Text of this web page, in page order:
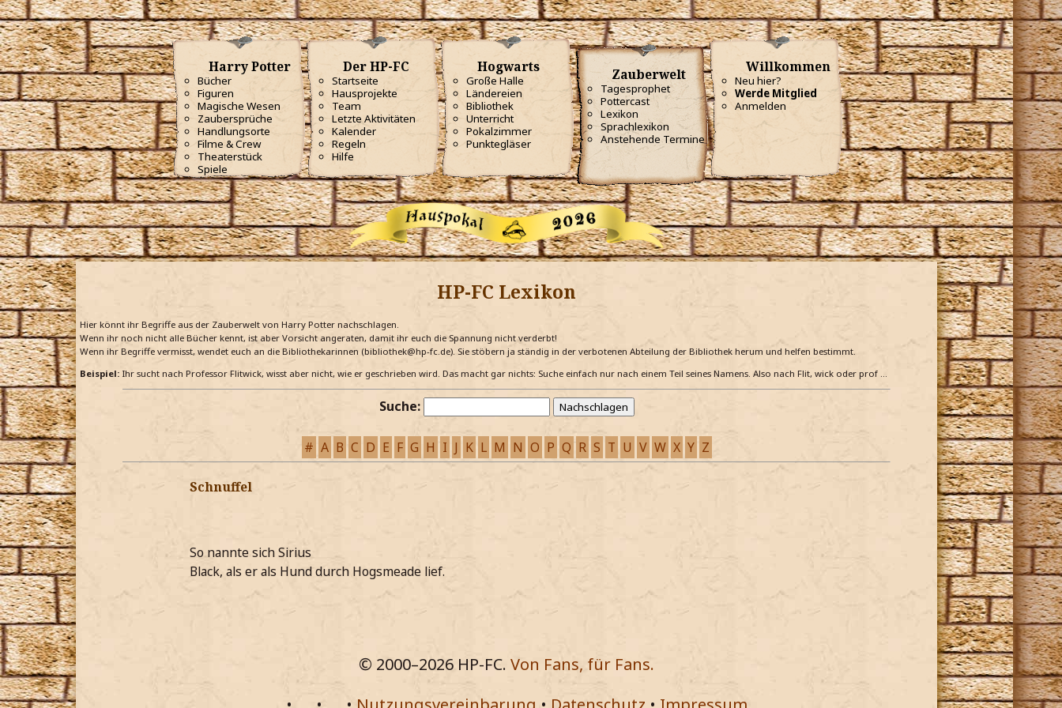
Harry Potter
Bücher
Figuren
Magische Wesen
Zaubersprüche
Handlungsorte
Filme & Crew
Theaterstück
Spiele
Der HP-FC
Startseite
Hausprojekte
Team
Letzte Aktivitäten
Kalender
Regeln
Hilfe
Hogwarts
Große Halle
Ländereien
Bibliothek
Unterricht
Pokalzimmer
Punktegläser
Zauberwelt
Tagesprophet
Pottercast
Lexikon
Sprachlexikon
Anstehende Termine
Willkommen
Neu hier?
Werde Mitglied
Anmelden
HP-FC Lexikon
Hier könnt ihr Begriffe aus der Zauberwelt von Harry Potter nachschlagen.
Wenn ihr noch nicht alle Bücher kennt, ist aber Vorsicht angeraten, damit ihr euch die Spannung nicht verderbt!
Wenn ihr Begriffe vermisst, wendet euch an die Bibliothekarinnen (bibliothek@hp-fc.de). Sie stöbern ja ständig in der verbotenen Abteilung der Bibliothek herum und helfen bestimmt.
Beispiel: Ihr sucht nach Professor Flitwick, wisst aber nicht, wie er geschrieben wird. Das macht gar nichts: Suche einfach nur nach einem Teil seines Namens. Also nach Flit, wick oder prof …
Suche:
# A B C D E F G H I J K L M N O P Q R S T U V W X Y Z
Schnuffel
So nannte sich Sirius
Black, als er als Hund durch Hogsmeade lief.
© 2000–2026 HP-FC. Von Fans, für Fans.